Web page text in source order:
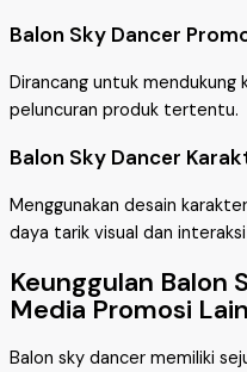
Balon Sky Dancer
Dirancang untuk mendukung
peluncuran produk tertentu.
Balon Sky Dancer
Menggunakan desain
daya tarik visual dan
Keunggulan Balon
Media Promosi Lain
Balon sky dancer memiliki